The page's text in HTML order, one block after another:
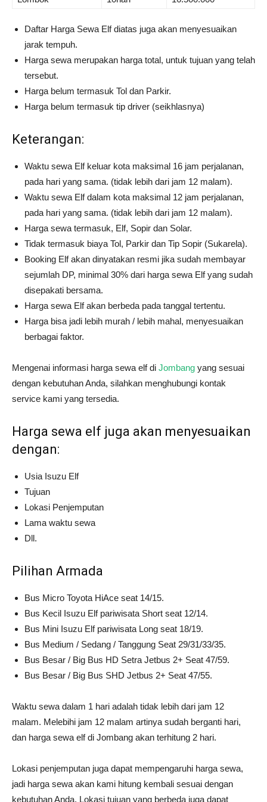
Daftar Harga Sewa Elf diatas juga akan menyesuaikan
jarak tempuh.
Harga sewa merupakan harga total, untuk tujuan yang telah
tersebut.
Harga belum termasuk Tol dan Parkir.
Harga belum termasuk tip driver (seikhlasnya)
Keterangan:
Waktu sewa Elf keluar kota maksimal 16 jam perjalanan,
pada hari yang sama. (tidak lebih dari jam 12 malam).
Waktu sewa Elf dalam kota maksimal 12 jam perjalanan,
pada hari yang sama. (tidak lebih dari jam 12 malam).
Harga sewa termasuk, Elf, Sopir dan Solar.
Tidak termasuk biaya Tol, Parkir dan Tip Sopir (Sukarela).
Booking Elf akan dinyatakan resmi jika sudah membayar
sejumlah DP, minimal 30% dari harga sewa Elf yang sudah
disepakati bersama.
Harga sewa Elf akan berbeda pada tanggal tertentu.
Harga bisa jadi lebih murah / lebih mahal, menyesuaikan
berbagai faktor.
Mengenai informasi harga sewa elf di Jombang yang sesuai
dengan kebutuhan Anda, silahkan menghubungi kontak
service kami yang tersedia.
Harga sewa elf juga akan menyesuaikan
dengan:
Usia Isuzu Elf
Tujuan
Lokasi Penjemputan
Lama waktu sewa
Dll.
Pilihan Armada
Bus Micro Toyota HiAce seat 14/15.
Bus Kecil Isuzu Elf pariwisata Short seat 12/14.
Bus Mini Isuzu Elf pariwisata Long seat 18/19.
Bus Medium / Sedang / Tanggung Seat 29/31/33/35.
Bus Besar / Big Bus HD Setra Jetbus 2+ Seat 47/59.
Bus Besar / Big Bus SHD Jetbus 2+ Seat 47/55.
Waktu sewa dalam 1 hari adalah tidak lebih dari jam 12
malam. Melebihi jam 12 malam artinya sudah berganti hari,
dan harga sewa elf di Jombang akan terhitung 2 hari.
Lokasi penjemputan juga dapat mempengaruhi harga sewa,
jadi harga sewa akan kami hitung kembali sesuai dengan
kebutuhan Anda. Lokasi tujuan yang berbeda juga dapat